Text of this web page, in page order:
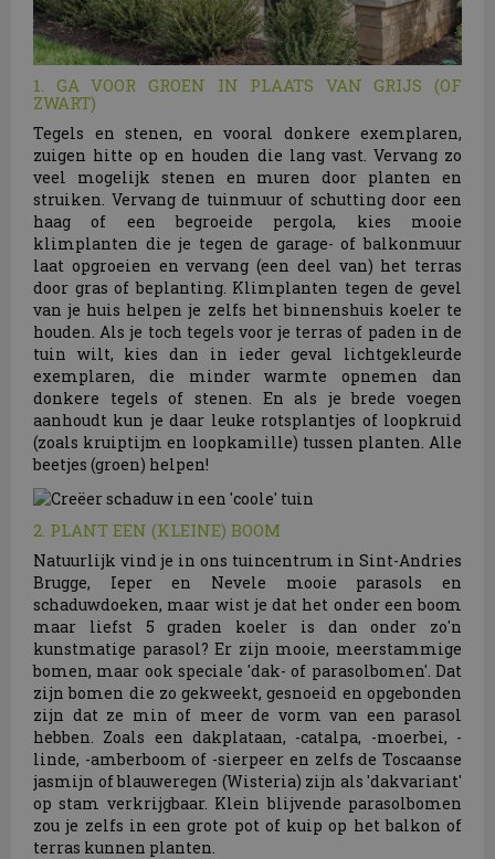
1. GA VOOR GROEN IN PLAATS VAN GRIJS (OF
ZWART)
Tegels en stenen, en vooral donkere exemplaren,
zuigen hitte op en houden die lang vast. Vervang zo
veel mogelijk stenen en muren door planten en
struiken. Vervang de tuinmuur of schutting door een
haag of een begroeide pergola, kies mooie
klimplanten die je tegen de garage- of balkonmuur
laat opgroeien en vervang (een deel van) het terras
door gras of beplanting. Klimplanten tegen de gevel
van je huis helpen je zelfs het binnenshuis koeler te
houden. Als je toch tegels voor je terras of paden in de
tuin wilt, kies dan in ieder geval lichtgekleurde
exemplaren, die minder warmte opnemen dan
donkere tegels of stenen. En als je brede voegen
aanhoudt kun je daar leuke rotsplantjes of loopkruid
(zoals kruiptijm en loopkamille) tussen planten. Alle
beetjes (groen) helpen!
2. PLANT EEN (KLEINE) BOOM
Natuurlijk vind je in ons tuincentrum in Sint-Andries
Brugge, Ieper en Nevele mooie parasols en
schaduwdoeken, maar wist je dat het onder een boom
maar liefst 5 graden koeler is dan onder zo'n
kunstmatige parasol? Er zijn mooie, meerstammige
bomen, maar ook speciale 'dak- of parasolbomen'. Dat
zijn bomen die zo gekweekt, gesnoeid en opgebonden
zijn dat ze min of meer de vorm van een parasol
hebben. Zoals een dakplataan, -catalpa, -moerbei, -
linde, -amberboom of -sierpeer en zelfs de Toscaanse
jasmijn of blauweregen (Wisteria) zijn als 'dakvariant'
op stam verkrijgbaar. Klein blijvende parasolbomen
zou je zelfs in een grote pot of kuip op het balkon of
terras kunnen planten.